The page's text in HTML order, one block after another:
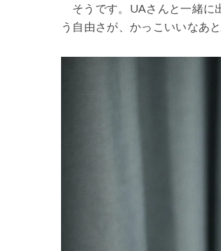
そうです。UAさんと一緒に
う自由さが、かっこいいなあと